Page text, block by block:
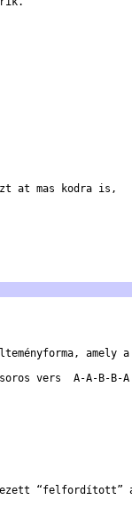
at mas kodra is,
amely a
vers  A-A-B-B-A
“felfordított”